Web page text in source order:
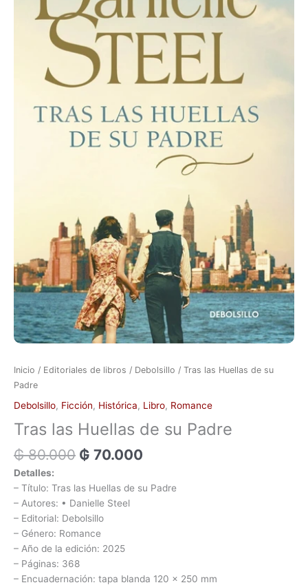
Inicio / Editoriales de libros / Debolsillo / Tras las Huellas de su
Padre
Debolsillo, Ficción, Histórica, Libro, Romance
Tras las Huellas de su Padre
₲80.000 ₲ 70.000
Detalles:
– Título: Tras las Huellas de su Padre
– Autores: • Danielle Steel
– Editorial: Debolsillo
– Género: Romance
– Año de la edición: 2025
– Páginas: 368
– Encuadernación: tapa blanda 120 x 250 mm
cantidad